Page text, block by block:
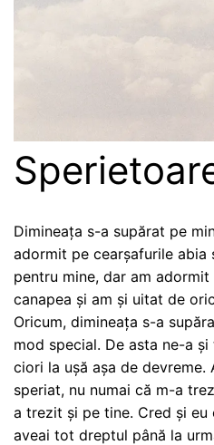
Dimineața s-a supărat pe
adormit pe cearșafurile abia
pentru mine, dar am
canapea și am și uitat de
Oricum, dimineața s-a
mod special. De asta ne-a
ciori la ușă așa de devreme.
speriat, nu numai că m-a
a trezit și pe tine. Cred și
aveai tot dreptul până la